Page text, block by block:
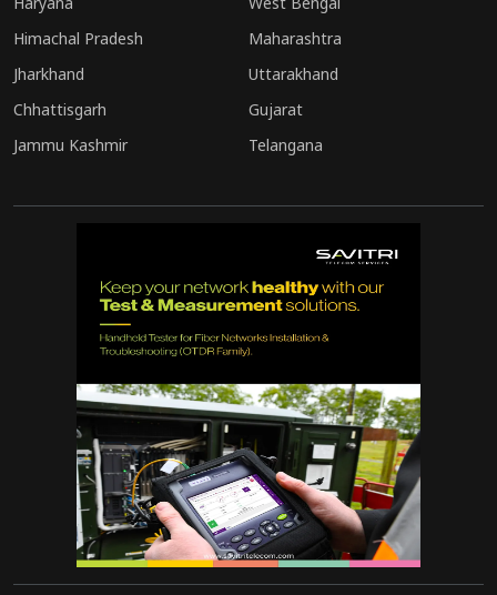
Himachal Pradesh
Maharashtra
Jharkhand
Uttarakhand
Chhattisgarh
Gujarat
Jammu Kashmir
Telangana